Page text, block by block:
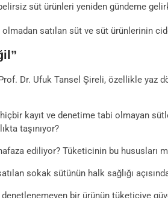
süt ürünleri yeniden gündeme
satılan süt ve süt ürünlerinin
Dr. Ufuk Tansel Şireli, özellikle yaz
kayıt ve denetime tabi olmayan
taşınıyor?
ediliyor? Tüketicinin bu hususları
sokak sütünün halk sağlığı
bir ürünün tüketiciye